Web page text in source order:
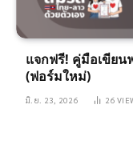
แจกฟรี! คู่มือเขียน
(ฟอร์มใหม่)
มิ.ย. 23, 2026 26